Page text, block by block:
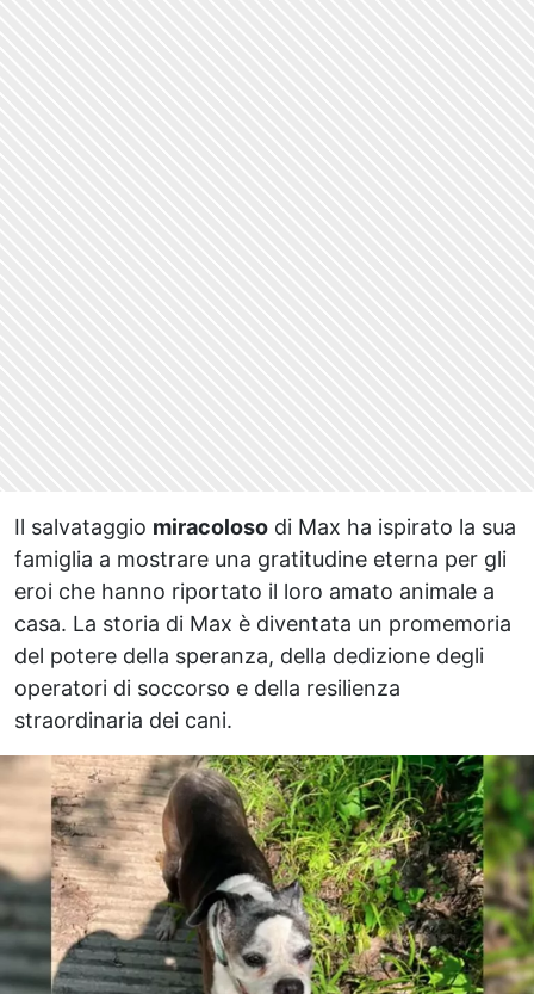
Il salvataggio miracoloso di Max ha ispirato la sua
famiglia a mostrare una gratitudine eterna per gli
eroi che hanno riportato il loro amato animale a
casa. La storia di Max è diventata un promemoria
del potere della speranza, della dedizione degli
operatori di soccorso e della resilienza
straordinaria dei cani.